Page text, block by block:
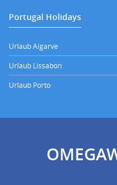
Portugal Holidays
Urlaub Algarve
Urlaub Lissabon
Urlaub Porto